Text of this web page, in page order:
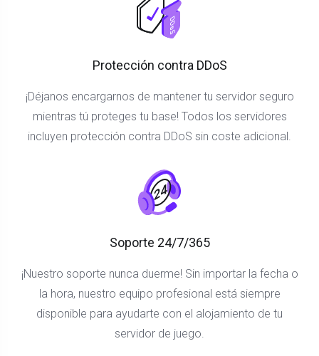
Protección contra DDoS
¡Déjanos encargarnos de mantener tu servidor seguro
mientras tú proteges tu base! Todos los servidores
incluyen protección contra DDoS sin coste adicional.
Soporte 24/7/365
¡Nuestro soporte nunca duerme! Sin importar la fecha o
la hora, nuestro equipo profesional está siempre
disponible para ayudarte con el alojamiento de tu
servidor de juego.